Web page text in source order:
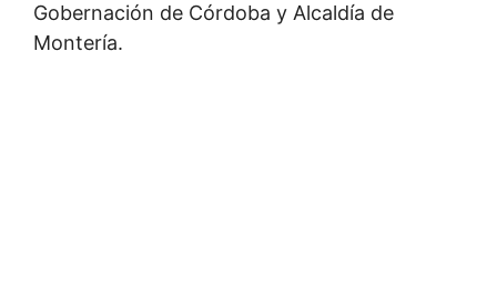
Gobernación de Córdoba y Alcaldía de
Montería.